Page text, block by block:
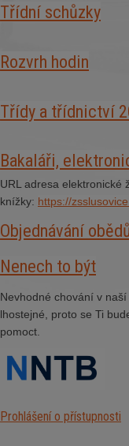
Třídní schůzky
Rozvrh hodin
Třídy a třídnictví
Bakaláři,
URL adresa elektronické
knížky: https://
Objednávání
Nenech to být
Nevhodné chování v
lhostejné, proto se Ti
pomoct.
Prohlášení o přístupnosti